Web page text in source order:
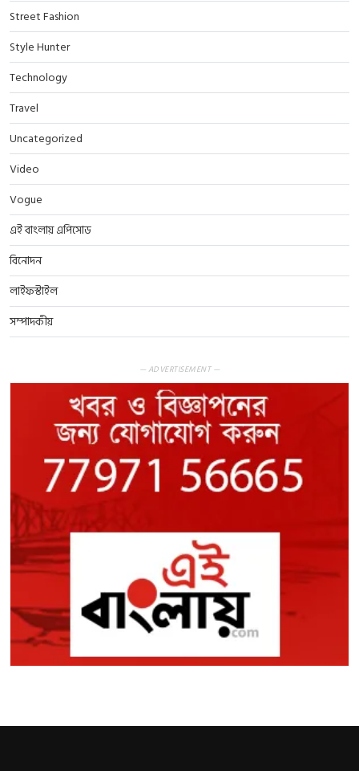
Street Fashion
Style Hunter
Technology
Travel
Uncategorized
Video
Vogue
এই বাংলায় এপিসোড
বিনোদন
লাইফস্টাইল
সম্পাদকীয়
— ADVERTISEMENT —